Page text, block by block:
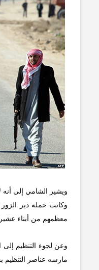
ويشير الشامي إلى أنه
معظمهم من أبناء
وعن لجوء التنظيم إلى
مارسه عناصر